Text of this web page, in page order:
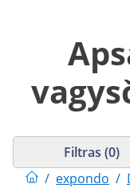
/ expondo /
Filtras (0)